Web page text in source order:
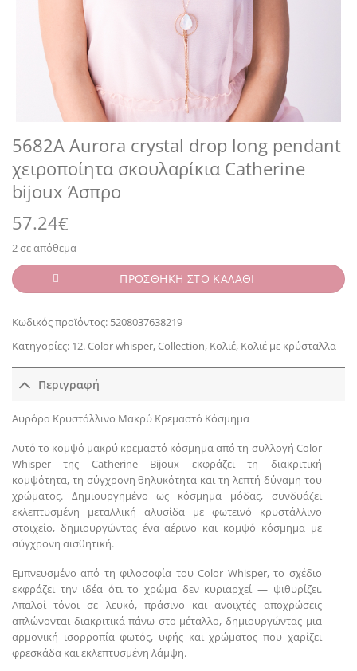
5682A Aurora crystal drop long pendant
χειροποίητα σκουλαρίκια Catherine
bijoux Άσπρο
57.24€
2 σε απόθεμα
ΠΡΟΣΘΗΚΗ ΣΤΟ ΚΑΛΑΘΙ
Κωδικός προϊόντος: 5208037638219
Κατηγορίες: 12. Color whisper,Collection, Κολιέ, Κολιέ με κρύσταλλα
Περιγραφή
Αυρόρα Κρυστάλλινο Μακρύ Κρεμαστό Κόσμημα
Αυτό το κομψό μακρύ κρεμαστό κόσμημα από τη συλλογή Color
Whisper της Catherine Bijoux εκφράζει τη διακριτική
κομψότητα, τη σύγχρονη θηλυκότητα και τη λεπτή δύναμη του
χρώματος. Δημιουργημένο ως κόσμημα μόδας, συνδυάζει
εκλεπτυσμένη μεταλλική αλυσίδα με φωτεινό κρυστάλλινο
στοιχείο, δημιουργώντας ένα αέρινο και κομψό κόσμημα με
σύγχρονη αισθητική.
Εμπνευσμένο από τη φιλοσοφία του Color Whisper, το σχέδιο
εκφράζει την ιδέα ότι το χρώμα δεν κυριαρχεί — ψιθυρίζει.
Απαλοί τόνοι σε λευκό, πράσινο και ανοιχτές αποχρώσεις
απλώνονται διακριτικά πάνω στο μέταλλο, δημιουργώντας μια
αρμονική ισορροπία φωτός, υφής και χρώματος που χαρίζει
φρεσκάδα και εκλεπτυσμένη λάμψη.